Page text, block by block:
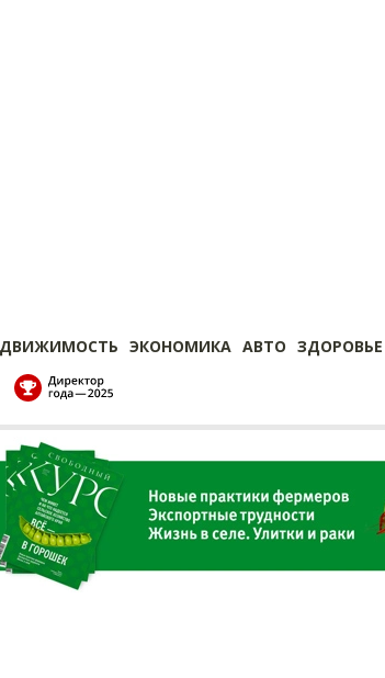
ЭКОНОМИКА АВТО ЗДОРОВЬЕ